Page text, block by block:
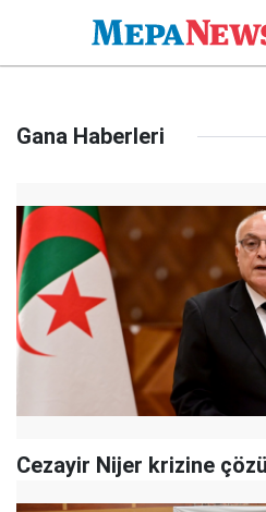
Gana Haberleri
Cezayir Nijer krizine